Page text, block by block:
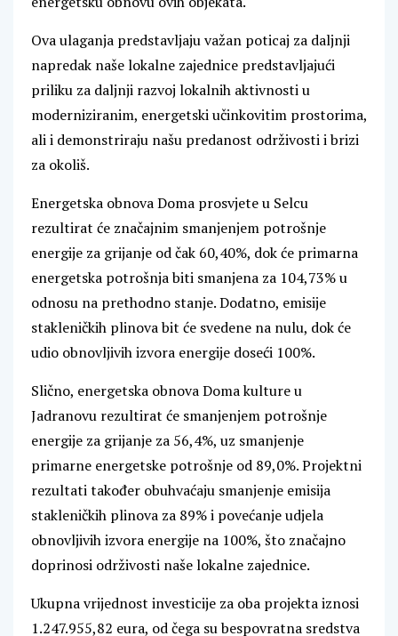
Ova ulaganja predstavljaju važan poticaj za daljnji
napredak naše lokalne zajednice predstavljajući
priliku za daljnji razvoj lokalnih aktivnosti u
moderniziranim, energetski učinkovitim prostorima,
ali i demonstriraju našu predanost održivosti i brizi
za okoliš.
Energetska obnova Doma prosvjete u Selcu
rezultirat će značajnim smanjenjem potrošnje
energije za grijanje od čak 60,40%, dok će primarna
energetska potrošnja biti smanjena za 104,73% u
odnosu na prethodno stanje. Dodatno, emisije
stakleničkih plinova bit će svedene na nulu, dok će
udio obnovljivih izvora energije doseći 100%.
Slično, energetska obnova Doma kulture u
Jadranovu rezultirat će smanjenjem potrošnje
energije za grijanje za 56,4%, uz smanjenje
primarne energetske potrošnje od 89,0%. Projektni
rezultati također obuhvaćaju smanjenje emisija
stakleničkih plinova za 89% i povećanje udjela
obnovljivih izvora energije na 100%, što značajno
doprinosi održivosti naše lokalne zajednice.
Ukupna vrijednost investicije za oba projekta iznosi
1.247.955,82 eura, od čega su bespovratna sredstva